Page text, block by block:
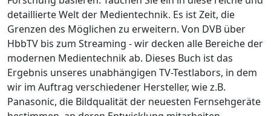
detaillierte Welt der Medientechnik. Es ist Zeit, die
Grenzen des Möglichen zu erweitern. Von DVB über
HbbTV bis zum Streaming - wir decken alle Bereiche der
modernen Medientechnik ab. Dieses Buch ist das
Ergebnis unseres unabhängigen TV-Testlabors, in dem
wir im Auftrag verschiedener Hersteller, wie z.B.
Panasonic, die Bildqualität der neuesten Fernsehgeräte